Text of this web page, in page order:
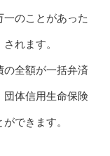
一のことがあった
れます。
の全額が一括弁済
団体信用生命保険
できます。